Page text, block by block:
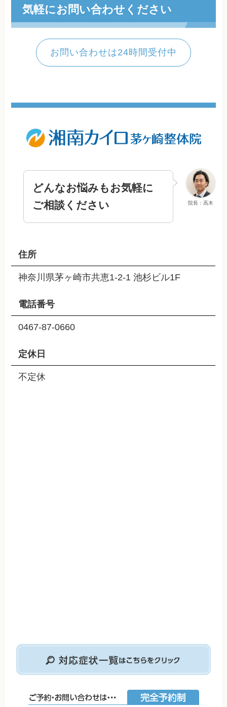
気軽にお問い合わせください
お問い合わせは24時間受付中
院長：高木
どんなお悩みもお気軽に
ご相談ください
住所
神奈川県茅ヶ崎市共恵1-2-1 池杉ビル1F
電話番号
0467-87-0660
定休日
不定休